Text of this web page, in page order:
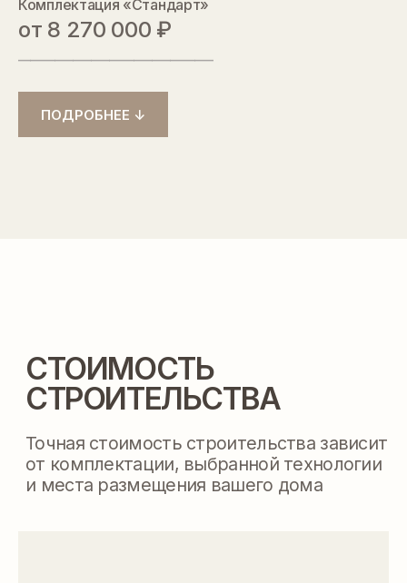
Комплектация «Стандарт»
от 8 270 000 ₽
ПОДРОБНЕЕ ↓
СТРОИТЕЛЬСТВА
от комплектации, выбранной технологии
РАССЧИТАТЬ ТОЧНУЮ СТОИМОСТЬ